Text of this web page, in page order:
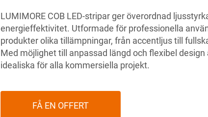
LUMIMORE COB LED-stripar ger överordnad
energieffektivitet. Utformade för professionella
produkter olika tillämpningar, från accentljus till
Med möjlighet till anpassad längd och flexibel design
idealiska för alla kommersiella projekt.
FÅ EN OFFERT